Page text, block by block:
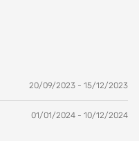
20/09/2023 - 15/12/2023
01/01/2024 - 10/12/2024